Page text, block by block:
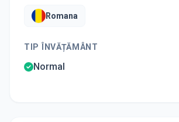
Romana
TIP ÎNVĂȚĂMÂNT
Normal